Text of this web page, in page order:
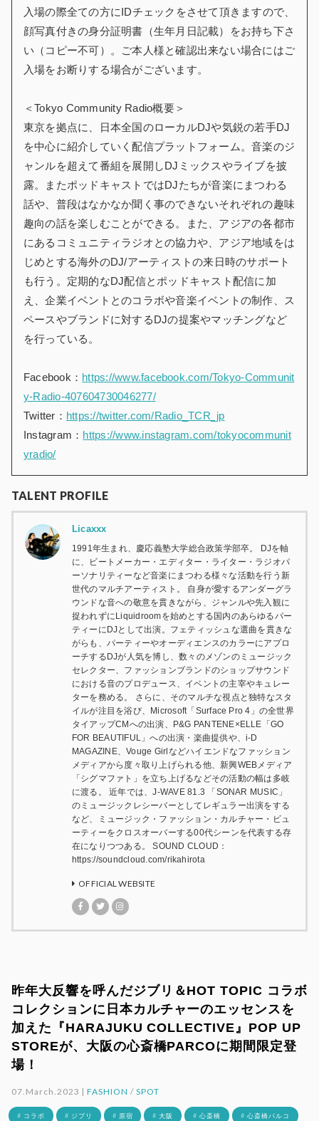
入場の際全ての方にIDチェックをさせて頂きますので、
顔写真付きの身分証明書（生年月日記載）をお持ち下さ
い（コピー不可）。ご本人様と確認出来ない場合にはご
入場をお断りする場合がございます。
＜Tokyo Community Radio概要＞
東京を拠点に、日本全国のローカルDJや気鋭の若手DJ
を中心に紹介していく配信プラットフォーム。音楽のジ
ャンルを超えて番組を展開しDJミックスやライブを披
露。またポッドキャストではDJたちが音楽にまつわる
話や、普段はなかなか聞く事のできないそれぞれの趣味
趣向の話を楽しむことができる。また、アジアの各都市
にあるコミュニティラジオとの協力や、アジア地域をは
じめとする海外のDJ/アーティストの来日時のサポート
も行う。定期的なDJ配信とポッドキャスト配信に加
え、企業イベントとのコラボや音楽イベントの制作、ス
ペースやブランドに対するDJの提案やマッチングなど
を行っている。
Facebook： https://www.facebook.com/Tokyo-Communit
y-Radio-407604730046277/
Twitter： https://twitter.com/Radio_TCR_jp
Instagram： https://www.instagram.com/tokyocommunit
yradio/
TALENT PROFILE
Licaxxx
1991年生まれ、慶応義塾大学総合政策学部卒。 DJを軸
に、ビートメーカー・エディター・ライター・ラジオパ
ーソナリティーなど音楽にまつわる様々な活動を行う新
世代のマルチアーティスト。 自身が愛するアンダーグラ
ウンドな音への敬意を貫きながら、ジャンルや先入観に
捉われずにLiquidroomを始めとする国内のあらゆるパー
ティーにDJとして出演。フェティッシュな選曲を貫きな
がらも、パーティーやオーディエンスのカラーにアプロ
ーチするDJが人気を博し、数々のメゾンのミュージック
セレクター、ファッションブランドのショップサウンド
における音のプロデュース、イベントの主宰やキュレー
ターを務める。 さらに、そのマルチな視点と独特なスタ
イルが注目を浴び、Microsoft「Surface Pro 4」の全世界
タイアップCMへの出演、P&G PANTENE×ELLE「GO
FOR BEAUTIFUL」への出演・楽曲提供や、i-D
MAGAZINE、Vouge Girlなどハイエンドなファッション
メディアから度々取り上げられる他、新興WEBメディア
「シグマファト」を立ち上げるなどその活動の幅は多岐
に渡る。 近年では、J-WAVE 81.3 「SONAR MUSIC」
のミュージックレシーバーとしてレギュラー出演をする
など、ミュージック・ファッション・カルチャー・ビュ
ーティーをクロスオーバーする00代シーンを代表する存
在になりつつある。 SOUND CLOUD：
https://soundcloud.com/rikahirota
OFFICIAL WEBSITE
昨年大反響を呼んだジブリ＆HOT TOPIC コラボ
コレクションに日本カルチャーのエッセンスを
加えた『HARAJUKU COLLECTIVE』POP UP
STOREが、大阪の心斎橋PARCOに期間限定登
場！
07.March.2023 |FASHION / SPOT
# コラボ # ジブリ # 原宿 # 大阪 # 心斎橋 # 心斎橋パルコ